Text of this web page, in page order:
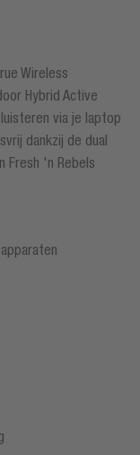
Wireless
Hybrid Active
via je laptop
dankzij de dual
Fresh 'n Rebels